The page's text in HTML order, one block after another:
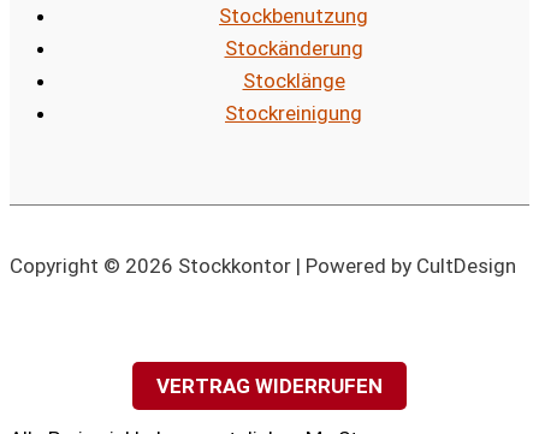
Stockbenutzung
Stockänderung
Stocklänge
Stockreinigung
Copyright © 2026 Stockkontor | Powered by CultDesign
VERTRAG WIDERRUFEN